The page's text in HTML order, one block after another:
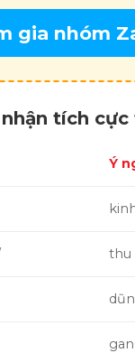
gia nhóm
tích
Ý
thu